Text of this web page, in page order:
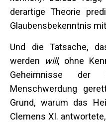
derartige Theorie
Glaubensbekenntnis
Und die Tatsache,
werden will, ohne
Geheimnisse der
Menschwerdung
Grund, warum das
Clemens XI.